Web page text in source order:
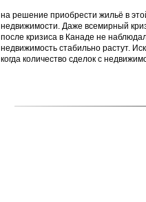
на решение приобрести жильё в
недвижимости. Даже всемирный
после кризиса в Канаде не
недвижимость стабильно растут.
когда количество сделок с